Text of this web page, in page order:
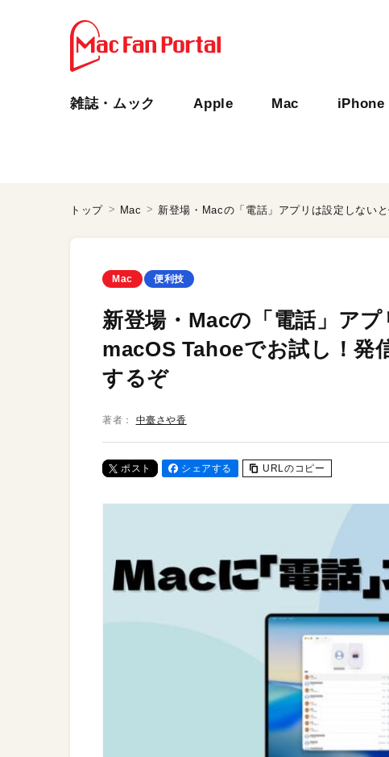
雑誌・ムック Apple Mac iPhone
トップ Mac
Mac 便利技
新登場・Macの「電話」ア
macOS Tahoeでお試し！発
するぞ
著者： 中臺さや香
ポスト シェアする URLのコピー